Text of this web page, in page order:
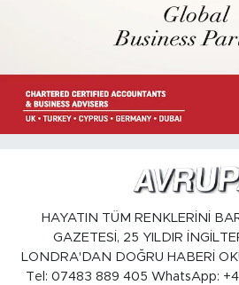
HAYATIN TÜM RENKLERİNİ
GAZETESİ, 25 YILDIR
LONDRA'DAN DOĞRU HABERİ
Tel: 07483 889 405 WhatsApp: